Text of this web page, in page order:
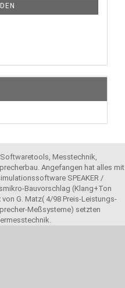
Messtechnik,
Angefangen hat alles mit
SPEAKER /
Bauvorschlag (Klang+Ton
G. Matz( 4/98 Preis-Leistungs-
Meßsysteme) setzten